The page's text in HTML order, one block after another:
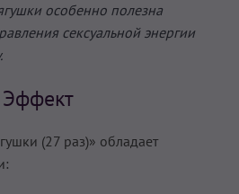
особенно полезна
сексуальной энергии
Эффект
(27 раз)» обладает